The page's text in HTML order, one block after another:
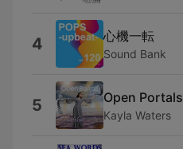
4 心機一転
Sound Bank
5 Open Portals
Kayla Waters